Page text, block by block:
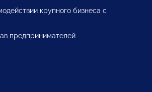
крупного бизнеса с
предпринимателей